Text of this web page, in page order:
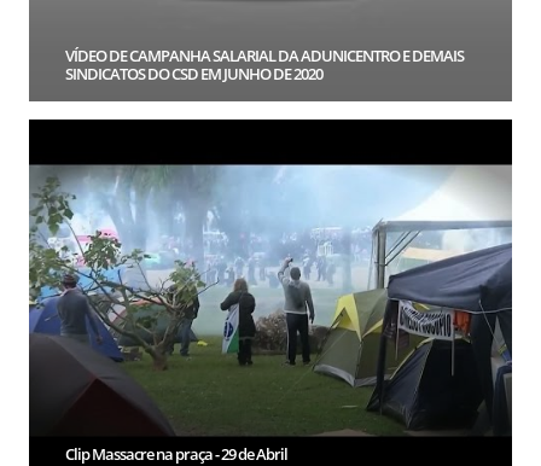
VÍDEO DE CAMPANHA SALARIAL DA ADUNICENTRO E DEMAIS
SINDICATOS DO CSD EM JUNHO DE 2020
Clip Massacre na praça - 29 de Abril